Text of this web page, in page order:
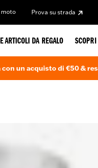
moto Prova su strada
ARTICOLI DA REGALO
un acquisto di €50 &